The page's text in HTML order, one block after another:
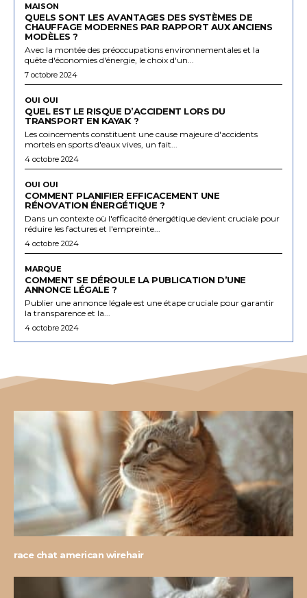
MAISON
QUELS SONT LES AVANTAGES DES SYSTÈMES DE
CHAUFFAGE MODERNES PAR RAPPORT AUX ANCIENS
MODÈLES ?
Avec la montée des préoccupations environnementales et la
quête d'économies d'énergie, le choix d'un...
7 octobre 2024
OUI OUI
QUEL EST LE RISQUE D’ACCIDENT LORS DU
TRANSPORT EN KAYAK ?
Les coincements constituent une cause majeure d'accidents
mortels en sports d'eaux vives, un fait...
4 octobre 2024
OUI OUI
COMMENT PLANIFIER EFFICACEMENT UNE
RÉNOVATION ÉNERGÉTIQUE ?
Dans un contexte où l'efficacité énergétique devient cruciale pour
réduire les factures et l'empreinte...
4 octobre 2024
MARQUE
COMMENT SE DÉROULE LA PUBLICATION D’UNE
ANNONCE LÉGALE ?
Publier une annonce légale est une étape cruciale pour garantir
la transparence et la...
4 octobre 2024
race chat american wirehair